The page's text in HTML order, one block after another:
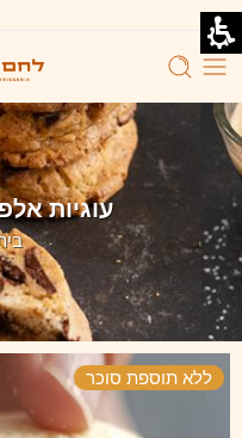
עוגיות
ללא תוספת סוכר